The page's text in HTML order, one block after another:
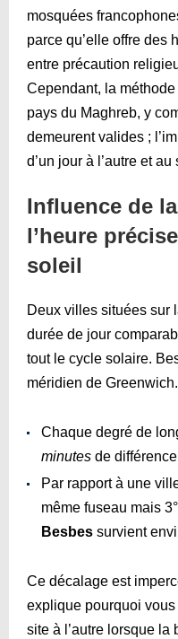
mosquées
parce qu’elle offre des
entre précaution
Cependant, la
pays du Maghreb, y
demeurent valides ;
d’un jour à l’autre et
Influence de
l’heure
soleil
Deux villes situées sur
durée de jour
tout le cycle solaire.
méridien de
Chaque degré de
minutes de
Par rapport à une
même fuseau mais
Besbes survient
Ce décalage est
explique pourquoi vous
site à l’autre lorsque la